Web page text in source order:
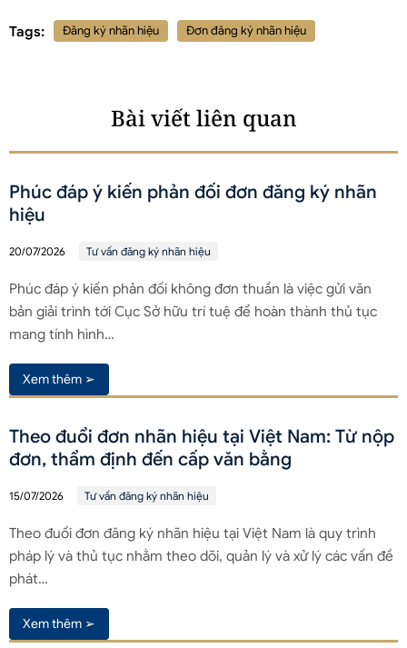
Tags: Đăng ký nhãn hiệu Đơn đăng ký nhãn hiệu
Bài viết liên quan
Phúc đáp ý kiến phản đối đơn đăng ký nhãn
hiệu
20/07/2026 Tư vấn đăng ký nhãn hiệu
Phúc đáp ý kiến phản đối không đơn thuần là việc gửi văn
bản giải trình tới Cục Sở hữu trí tuệ để hoàn thành thủ tục
mang tính hình…
Xem thêm ➢
Theo đuổi đơn nhãn hiệu tại Việt Nam: Từ nộp
đơn, thẩm định đến cấp văn bằng
15/07/2026 Tư vấn đăng ký nhãn hiệu
Theo đuổi đơn đăng ký nhãn hiệu tại Việt Nam là quy trình
pháp lý và thủ tục nhằm theo dõi, quản lý và xử lý các vấn đề
phát…
Xem thêm ➢